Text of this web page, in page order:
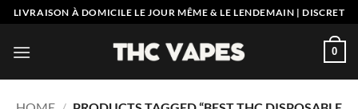
Skip
to
content
LIVRAISON À DOMICILE LE JOUR MÊME & LE LENDEMAIN | DISCRET
0